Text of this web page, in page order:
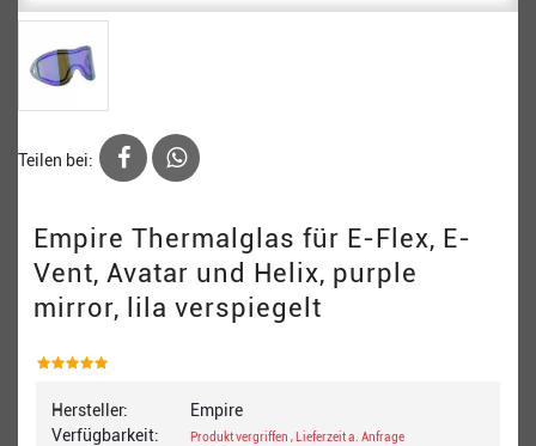
Teilen bei:
Empire Thermalglas für E-Flex, E-
Vent, Avatar und Helix, purple
mirror, lila verspiegelt
Hersteller:
Verfügbarkeit:
Empire
Produkt vergriffen , Lieferzeit a. Anfrage